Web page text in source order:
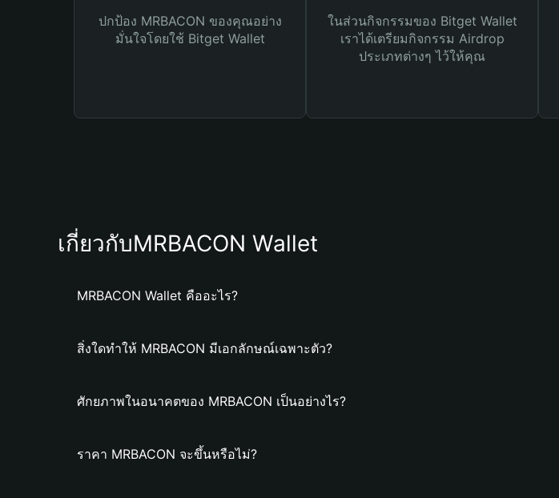
ปกป้อง MRBACON ของคุณอย่าง
มั่นใจโดยใช้ Bitget Wallet
ในส่วนกิจกรรมของ Bitget Wallet
เราได้เตรียมกิจกรรม Airdrop
ประเภทต่างๆ ไว้ให้คุณ
เกี่ยวกับMRBACON Wallet
MRBACON Wallet คืออะไร?
สิ่งใดทำให้ MRBACON มีเอกลักษณ์เฉพาะตัว?
ศักยภาพในอนาคตของ MRBACON เป็นอย่างไร?
ราคา MRBACON จะขึ้นหรือไม่?